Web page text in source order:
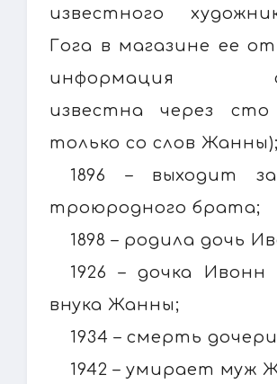
известного
Гога в магазине ее
информация
известна через
только со слов Жанны);
1896 – выходит
троюродного брата;
1898 – родила дочь
1926 – дочка Ивонн
внука Жанны;
1934 – смерть
1942 – умирает муж